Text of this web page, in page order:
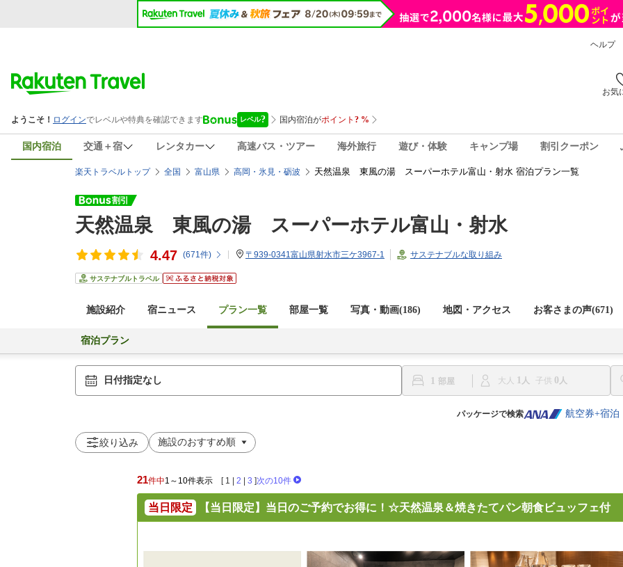
ヘルプ
お気
国内宿泊 交通＋宿 レンタカー 高速バス・ツアー 海外旅行 遊び・体験 キャンプ場 割引クーポン
楽天トラベルトップ 全国 富山県 高岡・氷見・砺波 天然温泉 東風の湯 スーパーホテル富山・射水 宿泊プラン一覧
天然温泉 東風の湯 スーパーホテル富山・射水
4.47 (671件) 〒939-0341富山県射水市三ケ3967-1 サステナブルな取り組み
サステナブルトラベル
施設紹介 宿ニュース プラン一覧 部屋一覧 写真・動画(186) 地図・アクセス お客さまの声(671)
宿泊プラン
日付指定なし 1 大人 1 子供 0
パッケージで検索 航空券+宿泊
絞り込み
21件中1～10件表示 [ 1 2 3 ]次の10件
当日限定 【当日限定】当日のご予約でお得に！☆天然温泉＆焼きたてパン朝食ビュッフェ付